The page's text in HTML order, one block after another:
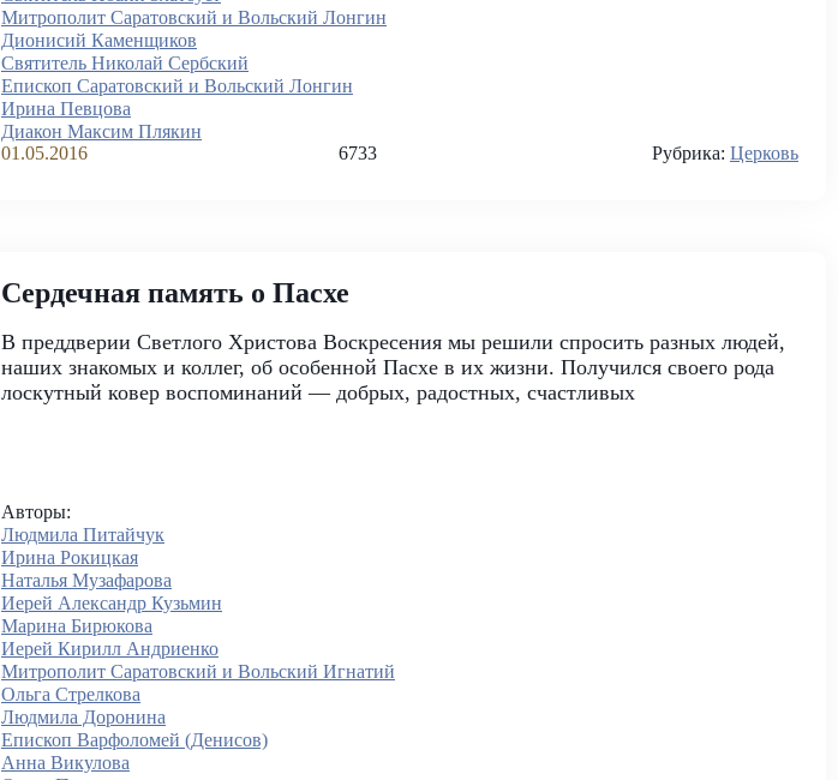
Митрополит Саратовский и Вольский Лонгин
Дионисий Каменщиков
Святитель Николай Сербский
Епископ Саратовский и Вольский Лонгин
Ирина Певцова
Диакон Максим Плякин
01.05.2016
6733 Рубрика:Церковь
Сердечная память о Пасхе
В преддверии Светлого Христова Воскресения мы решили спросить разных людей,
наших знакомых и коллег, об особенной Пасхе в их жизни. Получился своего рода
лоскутный ковер воспоминаний — добрых, радостных, счастливых
Авторы:
Людмила Питайчук
Ирина Рокицкая
Наталья Музафарова
Иерей Александр Кузьмин
Марина Бирюкова
Иерей Кирилл Андриенко
Митрополит Саратовский и Вольский Игнатий
Ольга Стрелкова
Людмила Доронина
Епископ Варфоломей (Денисов)
Анна Викулова